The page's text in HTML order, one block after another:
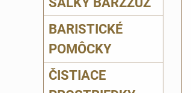
BARISTICKÉ
POMÔCKY
ČISTIACE